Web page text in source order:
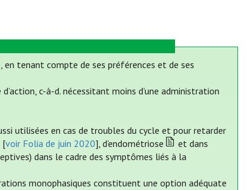
tenant compte de ses préférences et de ses
c-à-d. nécessitant moins d’une administration
utilisées en cas de troubles du cycle et pour retarder
[voir Folia de juin 2020], d’endométriose
et dans
dans le cadre des symptômes liés à la
monophasiques constituent une option adéquate